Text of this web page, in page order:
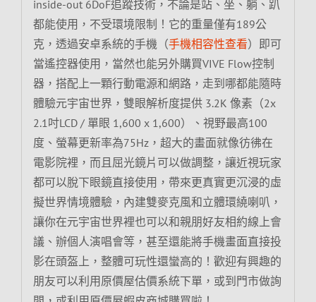
inside-out 6DoF追蹤技術，不論是站、坐、躺、趴
都能使用，不受環境限制！它的重量僅有189公
克，透過安卓系統的手機（手機相容性查看）即可
當遙控器使用，當然也能另外購買VIVE Flow控制
器，搭配上一顆行動電源和網路，走到哪都能隨時
體驗元宇宙世界，雙眼解析度提供 3.2K 像素（2x
2.1吋LCD / 單眼 1,600 x 1,600）、視野最高100
度、螢幕更新率為75Hz，超大的畫面就像彷彿在
電影院裡，而且屈光鏡片可以做調整，讓近視玩家
都可以脫下眼鏡直接使用，帶來更真實更沉浸的虛
擬世界情境體驗，內建雙麥克風和立體環繞喇叭，
讓你在元宇宙世界裡也可以和親朋好友相約線上會
議、辦個人演唱會等，甚至還能將手機畫面直接投
影在頭盔上，整體可玩性還蠻高的！歡迎有興趣的
朋友可以利用原價屋估價系統下單，或到門市做詢